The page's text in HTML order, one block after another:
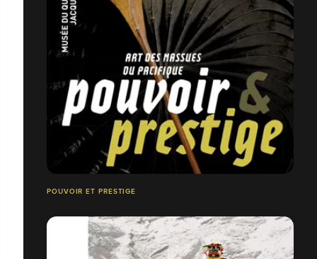
POUVOIR ET PRESTIGE